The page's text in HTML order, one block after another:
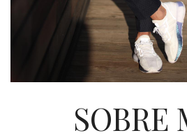
SOBRE